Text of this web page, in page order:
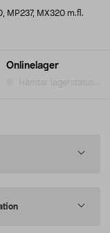
Onlinelager
Hämtar lagerstatus...
MP237, MX320 m.fl.